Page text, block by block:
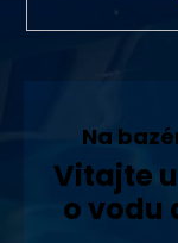
Na
Vitajte
o vodu